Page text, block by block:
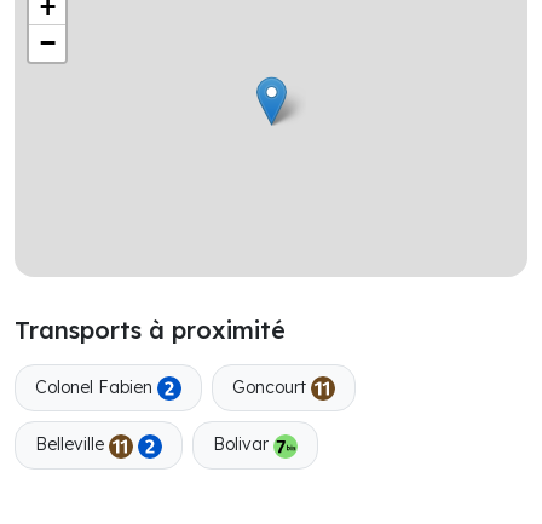
+
−
Transports à proximité
Colonel Fabien Goncourt
Belleville Bolivar